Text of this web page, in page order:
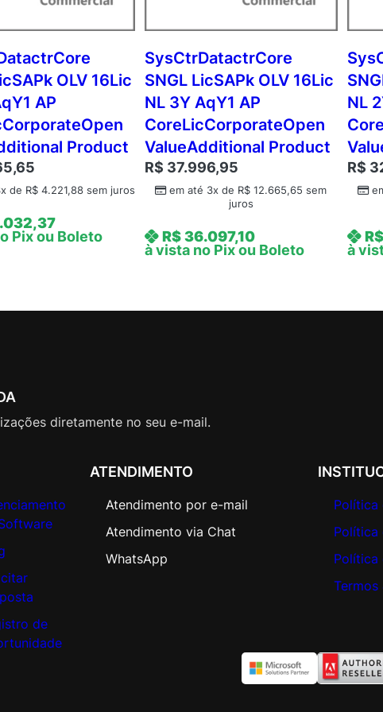
OLV 16Lic
AP
Product
de R$4.221,88sem juros
Pix ou Boleto
SysCtrDatactrCore
SNGL LicSAPk OLV 16Lic
NL 3Y AqY1 AP
CoreLicCorporateOpen
ValueAdditional Product
R$ 37.996,95
em até 3x de R$ 12.665,65 sem
juros
R$36.097,10
à vista no Pix ou Boleto
NL
R$
R$
à
diretamente no seu e-mail.
de
ATENDIMENTO
Atendimento por e-mail
Atendimento via Chat
WhatsApp
Política
Política
Política
Termos